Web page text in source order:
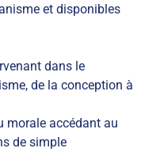
et disponibles
dans le
de la conception à
morale accédant au
de simple